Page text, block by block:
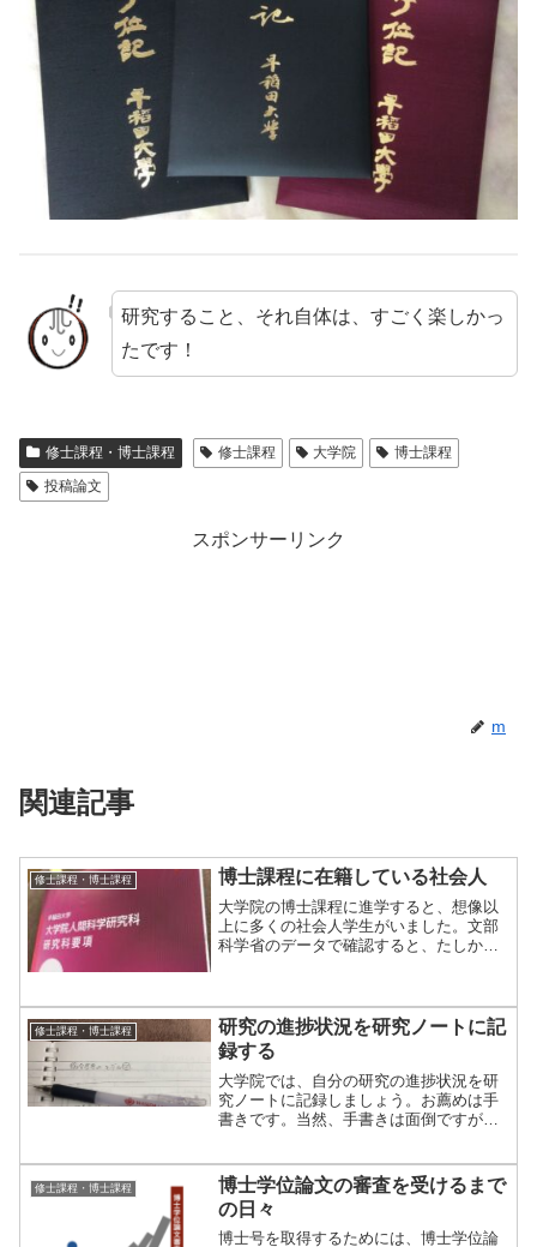
研究すること、それ自体は、すごく楽しかっ
たです！
修士課程・博士課程 修士課程 大学院
博士課程
投稿論文
スポンサーリンク
m
関連記事
修士課程・博士課程 博士課程に在籍している社会人
大学院の博士課程に進学すると、想像以
上に多くの社会人学生がいました。文部
科学省のデータで確認すると、たしか
このままいくと、社会人学生の割合が半
分を超える日がくるかもしれません。
修士課程・博士課程
研究の進捗状況を研究ノートに記
録する
大学院では、自分の研究の進捗状況を研
究ノートに記録しましょう。お薦めは手
書きです。当然、手書きは面倒ですが、
究に関する内容が並んでいるので、自分
の研究の進捗状況を把握しやすいです。
修士課程・博士課程
博士学位論文の審査を受けるまで
の日々
博士号を取得するためには、博士学位論